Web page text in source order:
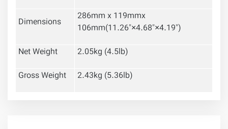
Dimensions
286mm x 119mmx
106mm(11.26"×4.68"×4.19")
Net Weight
2.05kg (4.5lb)
Gross Weight
2.43kg (5.36lb)